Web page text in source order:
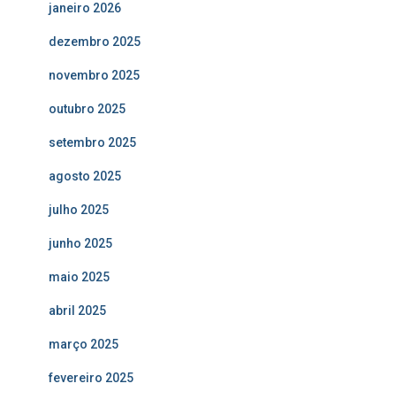
janeiro 2026
dezembro 2025
novembro 2025
outubro 2025
setembro 2025
agosto 2025
julho 2025
junho 2025
maio 2025
abril 2025
março 2025
fevereiro 2025